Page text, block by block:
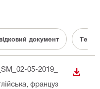
документ
05-2019_
француз